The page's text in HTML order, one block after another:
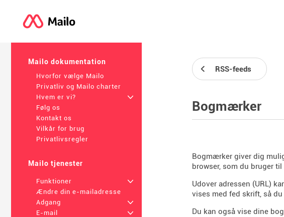
Mailo dokumentation
Hvorfor vælge Mailo
Privatliv og Mailo charter
Hvem er vi?
+
Følg os
Kontakt os
Vilkår for brug
Privatlivsregler
Mailo tjenester
Funktioner
+
Ændre din e-mailadresse
Adgang
+
E-mail
+
RSS-feeds
Bogmærker
Bogmærker giver dig
browser, som du bruger
Udover adressen (URL)
vises med fed skrift, så
Du kan også vise dine